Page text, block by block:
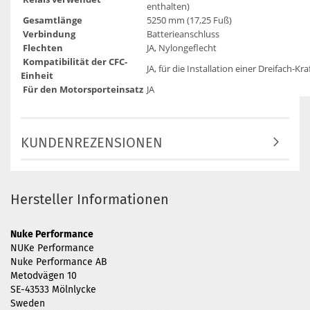
enthalten)
Gesamtlänge
5250 mm (17,25 Fuß)
Verbindung
Batterieanschluss
Flechten
JA, Nylongeflecht
Kompatibilität der CFC-
Einheit
JA, für die Installation einer Dreifach-
Für den Motorsporteinsatz JA
KUNDENREZENSIONEN
Hersteller Informationen
Nuke Performance
NUKe Performance
Nuke Performance AB
Metodvägen 10
SE-43533 Mölnlycke
Sweden